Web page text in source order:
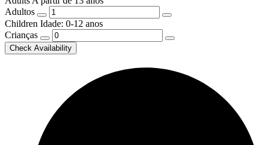
Adultos
Children Idade: 0-12 anos
Crianças
Check Availability